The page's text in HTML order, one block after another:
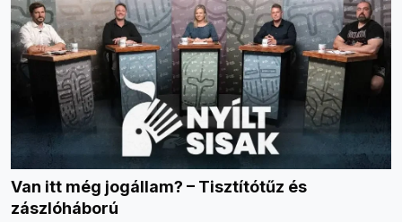
Van itt még jogállam? – Tisztítótűz és
zászlóháború